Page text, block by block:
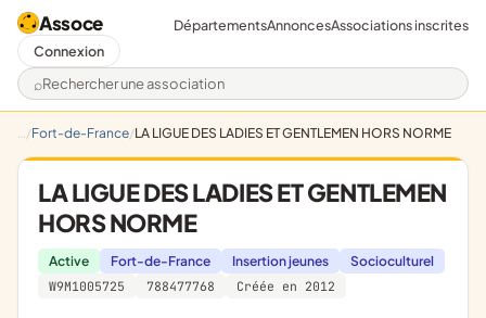
Assoce
Rechercher une association
DépartementsAnnoncesAssociations inscrites
Connexion
Fort-de-France LA LIGUE DES LADIES ET GENTLEMEN HORS NORME
LA LIGUE DES LADIES ET GENTLEMEN
HORS NORME
Active Fort-de-France Insertion jeunes
Socioculturel
W9M1005725
788477768 Créée en 2012